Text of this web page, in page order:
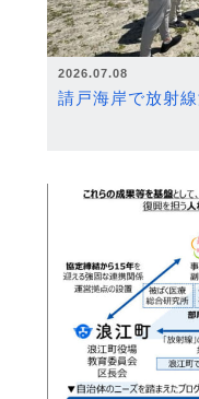
2026.07.08
請戸海岸で放射